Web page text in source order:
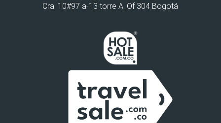
Cra. 10#97 a-13 torre A. Of 304 Bogotá